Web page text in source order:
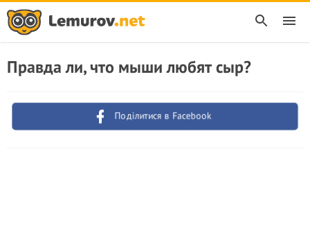
Правда ли, что мыши любят сыр?
Поділитися в Facebook